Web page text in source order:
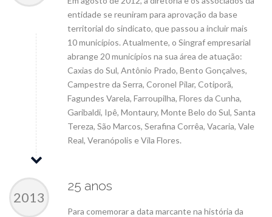
entidade se reuniram para aprovação da base
territorial do sindicato, que passou a incluir mais
10 municípios. Atualmente, o Singraf empresarial
abrange 20 municípios na sua área de atuação:
Caxias do Sul, Antônio Prado, Bento Gonçalves,
Campestre da Serra, Coronel Pilar, Cotiporã,
Fagundes Varela, Farroupilha, Flores da Cunha,
Garibaldi, Ipê, Montaury, Monte Belo do Sul, Santa
Tereza, São Marcos, Serafina Corrêa, Vacaria, Vale
Real, Veranópolis e Vila Flores.
2013
25 anos
Para comemorar a data marcante na história da